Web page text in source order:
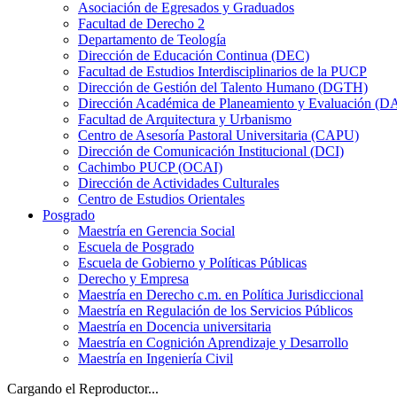
Asociación de Egresados y Graduados
Facultad de Derecho 2
Departamento de Teología
Dirección de Educación Continua (DEC)
Facultad de Estudios Interdisciplinarios de la PUCP
Dirección de Gestión del Talento Humano (DGTH)
Dirección Académica de Planeamiento y Evaluación
Facultad de Arquitectura y Urbanismo
Centro de Asesoría Pastoral Universitaria (CAPU)
Dirección de Comunicación Institucional (DCI)
Cachimbo PUCP (OCAI)
Dirección de Actividades Culturales
Centro de Estudios Orientales
Posgrado
Maestría en Gerencia Social
Escuela de Posgrado
Escuela de Gobierno y Políticas Públicas
Derecho y Empresa
Maestría en Derecho c.m. en Política Jurisdiccional
Maestría en Regulación de los Servicios Públicos
Maestría en Docencia universitaria
Maestría en Cognición Aprendizaje y Desarrollo
Maestría en Ingeniería Civil
Cargando el Reproductor...